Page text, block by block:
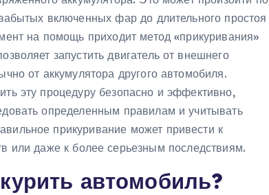
включенных фар до длительного простоя
на помощь приходит метод «прикуривания»
запустить двигатель от внешнего
от аккумулятора другого автомобиля.
эту процедуру безопасно и эффективно,
определенным правилам и учитывать
прикуривание может привести к
или даже к более серьезным последствиям.
автомобиль?